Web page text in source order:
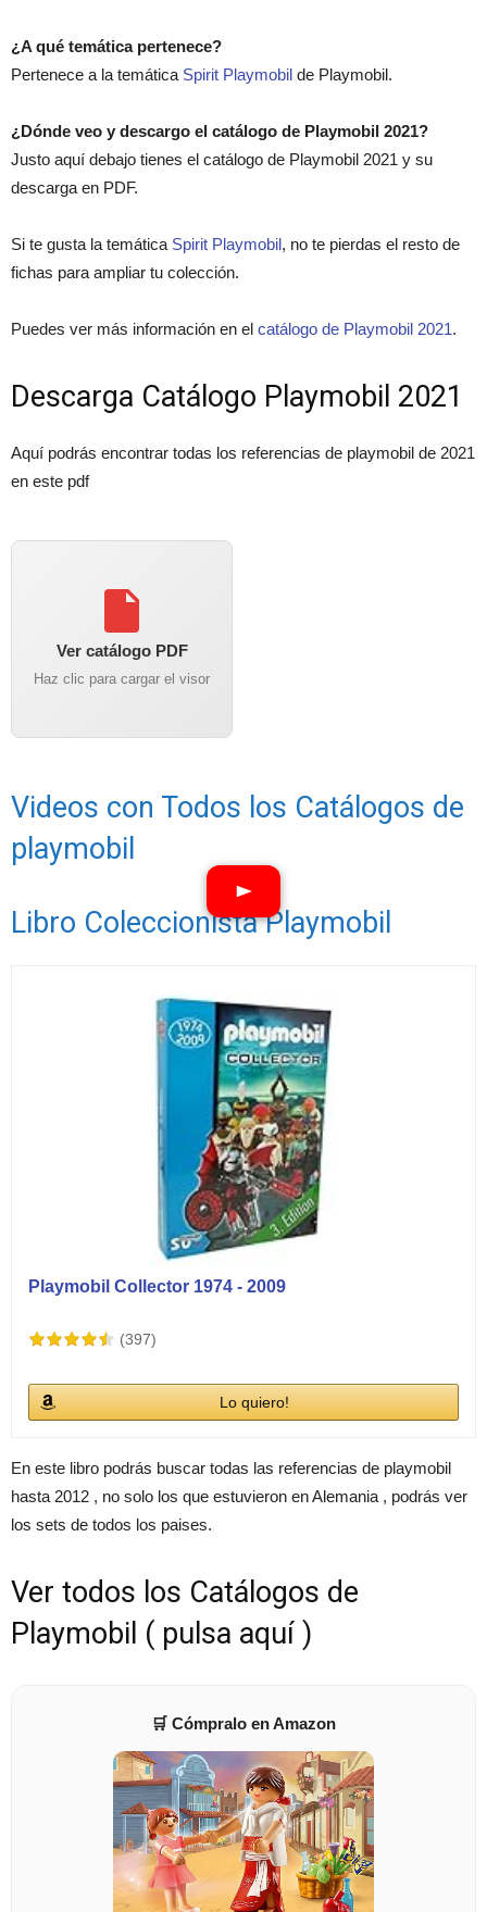
¿A qué temática pertenece?
Pertenece a la temática Spirit Playmobil de Playmobil.
¿Dónde veo y descargo el catálogo de Playmobil 2021?
Justo aquí debajo tienes el catálogo de Playmobil 2021 y su
descarga en PDF.
Si te gusta la temática Spirit Playmobil, no te pierdas el resto de
fichas para ampliar tu colección.
Puedes ver más información en el catálogo de Playmobil 2021.
Descarga Catálogo Playmobil 2021
Aquí podrás encontrar todas los referencias de playmobil de 2021
en este pdf
Ver catálogo PDF
Haz clic para cargar el visor
Videos con Todos los Catálogos de
playmobil
Libro Coleccionista Playmobil
Playmobil Collector 1974 - 2009
(397)
Lo quiero!
En este libro podrás buscar todas las referencias de playmobil
hasta 2012 , no solo los que estuvieron en Alemania , podrás ver
los sets de todos los paises.
Ver todos los Catálogos de
Playmobil ( pulsa aquí )
🛒 Cómpralo en Amazon